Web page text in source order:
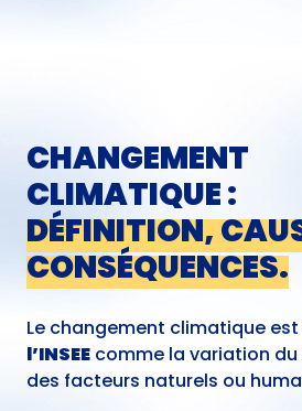
CHANGEMENT
CLIMATIQUE :
DÉFINITION,
CONSÉQUENCES.
Le changement climatique
l’INSEE comme la variation
des facteurs naturels ou